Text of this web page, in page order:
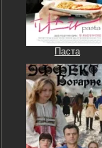
Паста